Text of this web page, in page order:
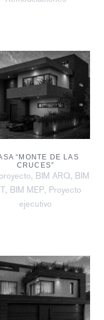
“MONTE DE LAS
CRUCES”
, BIM ARQ, BIM
, BIM MEP, Proyecto
ejecutivo